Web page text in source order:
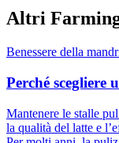
Altri
Benessere della
Perché scegliere
Mantenere le stalle
la qualità del latte e